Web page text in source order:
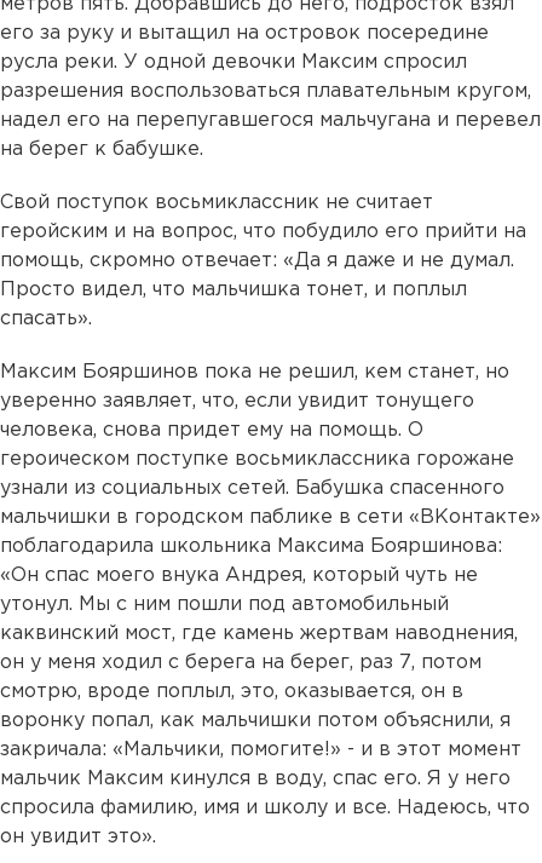
метров пять. Добравшись до него, подросток взял
его за руку и вытащил на островок посередине
русла реки. У одной девочки Максим спросил
разрешения воспользоваться плавательным кругом,
надел его на перепугавшегося мальчугана и перевел
на берег к бабушке.
Свой поступок восьмиклассник не считает
геройским и на вопрос, что побудило его прийти на
помощь, скромно отвечает: «Да я даже и не думал.
Просто видел, что мальчишка тонет, и поплыл
спасать».
Максим Бояршинов пока не решил, кем станет, но
уверенно заявляет, что, если увидит тонущего
человека, снова придет ему на помощь. О
героическом поступке восьмиклассника горожане
узнали из социальных сетей. Бабушка спасенного
мальчишки в городском паблике в сети «ВКонтакте»
поблагодарила школьника Максима Бояршинова:
«Он спас моего внука Андрея, который чуть не
утонул. Мы с ним пошли под автомобильный
каквинский мост, где камень жертвам наводнения,
он у меня ходил с берега на берег, раз 7, потом
смотрю, вроде поплыл, это, оказывается, он в
воронку попал, как мальчишки потом объяснили, я
закричала: «Мальчики, помогите!» - и в этот момент
мальчик Максим кинулся в воду, спас его. Я у него
спросила фамилию, имя и школу и все. Надеюсь, что
он увидит это».